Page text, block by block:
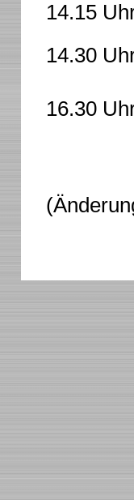
14.15
14.30
16.30